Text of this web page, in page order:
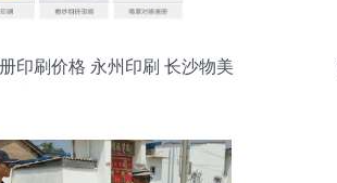
印刷价格 永州印刷 长沙物美